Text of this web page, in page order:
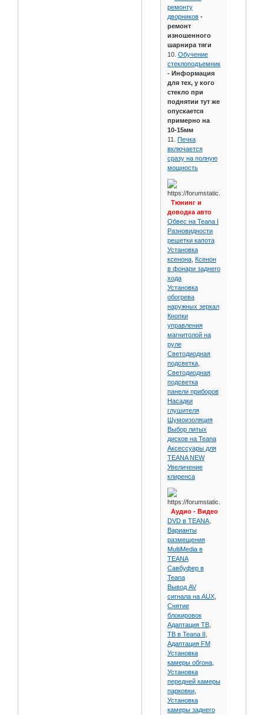
ремонту
дворников -
ремонт
изношенного
шарнира тяги
10. Обучение
стеклоподъемников
- Информация
для тех, у кого
стекло при
поднятии тут же
опускается
примерно на
10-15мм
11. Печка
включается
сразу на полную
мощность
Тюнинг и
доводка авто
Обвес на Teana I
Разновидности
решетки капота
Установка
ксенона, Ксенон
в фонари заднего
хода
Установка
обогрева
наружных зеркал
Кнопки
управления
магнитолой на
руле
Светодиодная
подсветка,
Светодиодная
подсветка
панели приборов
Насадки
глушителя
Шумоизоляция
Выбор литых
дисков на Teana
Аксессуары для
TEANA NEW
Увеличение
клиренса
Аудио - Видео
DVD в TEANA,
Варианты
размещения
MultiMedia в
TEANA
Савбуфер в
Teana
Вывод AV
сигнала на AUX,
Снятие
блокировок
Адаптация ТВ,
ТВ в Teana II ,
Адаптация FM
Установка
камеры обгона,
Установка
передней камеры
парковки,
Установка
камеры заднего